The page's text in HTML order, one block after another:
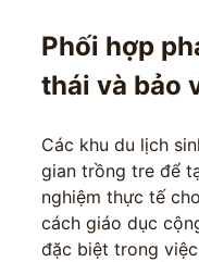
Phối hợp
thái và bảo
Các khu du lịch
gian trồng tre để
nghiệm thực tế
cách giáo dục
đặc biệt trong